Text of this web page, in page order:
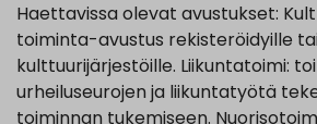
Haettavissa olevat avustukset:
toiminta-avustus rekisteröidyille
kulttuurijärjestöille. Liikuntatoimi:
urheiluseurojen ja liikuntatyötä
toiminnan tukemiseen.